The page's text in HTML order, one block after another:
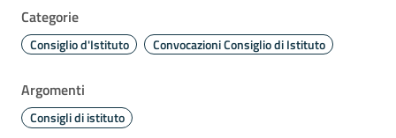
Categorie
Consiglio d'Istituto Convocazioni Consiglio di Istituto
Argomenti
Consigli di istituto